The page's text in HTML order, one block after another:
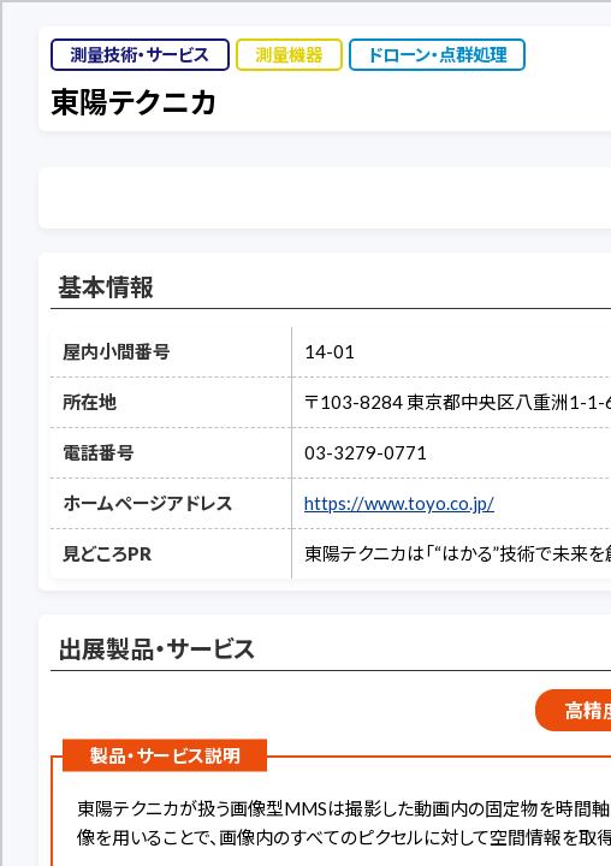
測量技術・サービス 測量機器 ドローン・点群処理
東陽テクニカ
基本情報
屋内小間番号 14-01
所在地 〒103-8284 東京都中央区八重洲1-1-
電話番号 03-3279-0771
ホームページアドレス https://www.toyo.co.jp/
見どころPR 東陽テクニカは「“はかる”技術で未来
出展製品・サービス
高精
製品・サービス説明
東陽テクニカが扱う画像型MMSは撮影した動画内の固定物を時間軸
像を用いることで、画像内のすべてのピクセルに対して空間情報を取